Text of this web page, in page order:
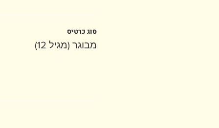
סוג כרטיס
מבוגר (מגיל 12)